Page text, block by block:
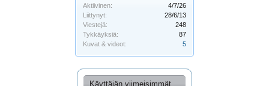
Aktiivinen:
4/7/26
Liittynyt:
28/6/13
Viestejä:
248
Tykkäyksiä:
87
Kuvat & videot:
5
Käyttäjän viimeisimmät